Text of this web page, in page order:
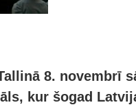
8. novembrī
kur šogad